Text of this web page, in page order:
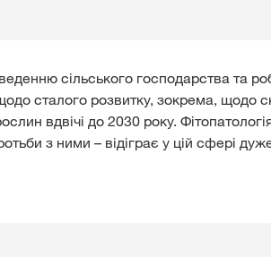
сільського господарства та
сталого розвитку, зокрема, щодо
вдвічі до 2030 року.
з ними – відіграє у цій сфері